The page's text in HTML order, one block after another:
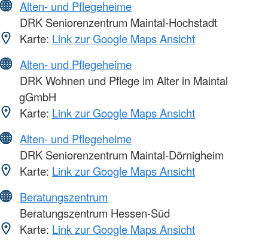
Alten- und Pflegeheime
DRK Seniorenzentrum Maintal-Hochstadt
Karte: Link zur Google Maps Ansicht
Alten- und Pflegeheime
DRK Wohnen und Pflege im Alter in Maintal
gGmbH
Karte: Link zur Google Maps Ansicht
Alten- und Pflegeheime
DRK Seniorenzentrum Maintal-Dörnigheim
Karte: Link zur Google Maps Ansicht
Beratungszentrum
Beratungszentrum Hessen-Süd
Karte: Link zur Google Maps Ansicht